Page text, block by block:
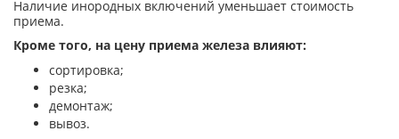
Наличие инородных включений уменьшает стоимость
приема.
Кроме того, на цену приема железа влияют:
сортировка;
резка;
демонтаж;
вывоз.